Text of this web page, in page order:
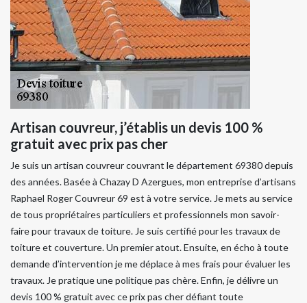
Artisan couvreur, j’établis un devis 100 %
gratuit avec prix pas cher
Je suis un artisan couvreur couvrant le département 69380 depuis
des années. Basée à Chazay D Azergues, mon entreprise d’artisans
Raphael Roger Couvreur 69 est à votre service. Je mets au service
de tous propriétaires particuliers et professionnels mon savoir-
faire pour travaux de toiture. Je suis certifié pour les travaux de
toiture et couverture. Un premier atout. Ensuite, en écho à toute
demande d’intervention je me déplace à mes frais pour évaluer les
travaux. Je pratique une politique pas chère. Enfin, je délivre un
devis 100 % gratuit avec ce prix pas cher défiant toute